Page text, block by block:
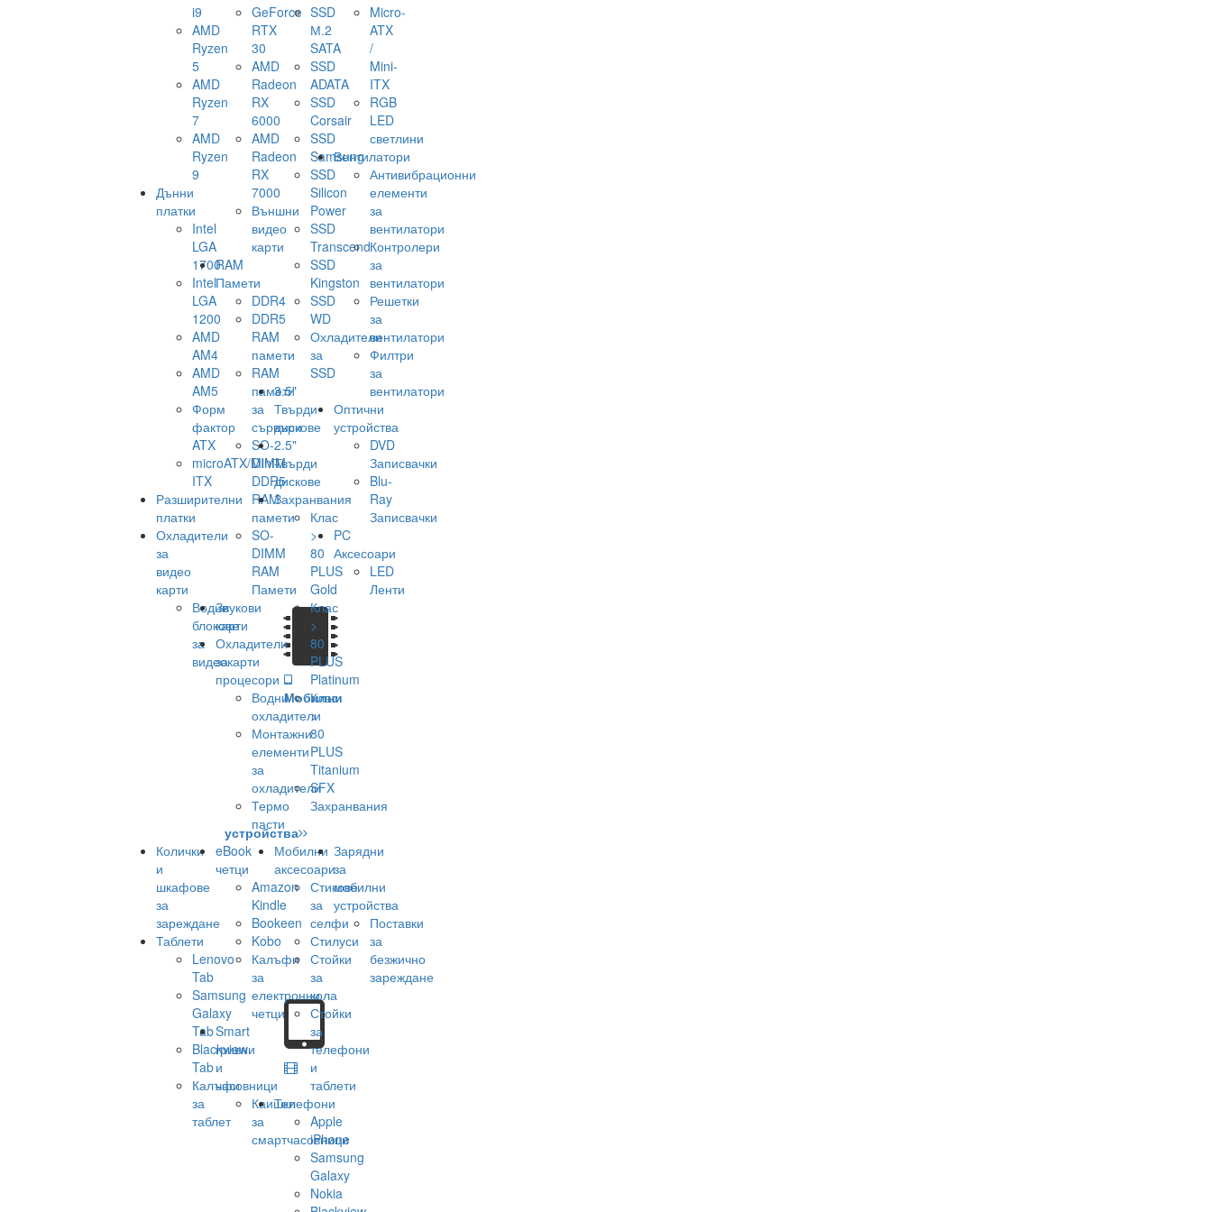
i9
AMD
Ryzen
5
AMD
Ryzen
7
AMD
Ryzen
9
Дънни
платки
Intel
LGA
1700
Intel
LGA
1200
AMD
AM4
AMD
AM5
Форм
фактор
ATX
microATX/Mini-
ITX
Разширителни
платки
Охладители
за
видео
карти
Водни
блокове
за
видеокарти
GeForce
RTX
30
AMD
Radeon
RX
6000
AMD
Radeon
RX
7000
Външни
видео
карти
RAM
Памети
DDR4
DDR5
RAM
памети
RAM
памети
за
сървъри
SO-
DIMM
DDR5
RAM
памети
SO-
DIMM
RAM
Памети
Звукови
карти
Охладители
за
процесори
Водни
охладители
Монтажни
елементи
за
охладители
Термо
пасти
SSD
М.2
SATA
SSD
ADATA
SSD
Corsair
SSD
Samsung
SSD
Silicon
Power
SSD
Transcend
SSD
Kingston
SSD
WD
Охладители
за
SSD
3.5"
Твърди
дискове
2.5"
Твърди
дискове
Захранвания
Клас
>
80
PLUS
Gold
Клас
>
80
PLUS
Platinum
Клас
>
80
PLUS
Titanium
SFX
Захранвания
Micro-
ATX
/
Mini-
ITX
RGB
LED
светлини
Вентилатори
Антивибрационни
елементи
за
вентилатори
Контролери
за
вентилатори
Решетки
за
вентилатори
Филтри
за
вентилатори
Оптични
устройства
DVD
Записвачки
Blu-
Ray
Записвачки
PC
Аксесоари
LED
Ленти
Мобилни
устройства
Колички
и
шкафове
за
зареждане
Таблети
Lenovo
Tab
Samsung
Galaxy
Tab
Blackview
Tab
Калъфи
за
таблет
eBook
четци
Amazon
Kindle
Bookeen
Kobo
Калъфи
за
електронни
четци
Smart
гривни
и
часовници
Каишки
за
смартчасовници
Мобилни
аксесоари
Стикове
за
селфи
Стилуси
Стойки
за
кола
Стойки
за
телефони
и
таблети
Телефони
Apple
iPhone
Samsung
Galaxy
Nokia
Зарядни
за
мобилни
устройства
Поставки
за
безжично
зареждане